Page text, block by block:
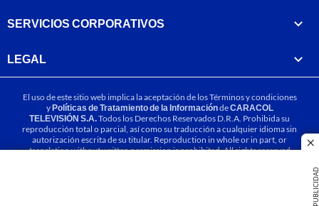
PUBLICIDAD
SERVICIOS CORPORATIVOS
LEGAL
El uso de este sitio web implica la aceptación de losTérminos y condiciones
yPolíticas de Tratamiento de la InformacióndeCARACOL
TELEVISIÓN S.A.Todos los Derechos Reservados D.R.A. Prohibida su
reproducción total o parcial, así como su traducción a cualquier idioma sin
autorización escrita de su titular. Reproduction in whole or in part, or
translation without written permission is prohibited. All rights reserved